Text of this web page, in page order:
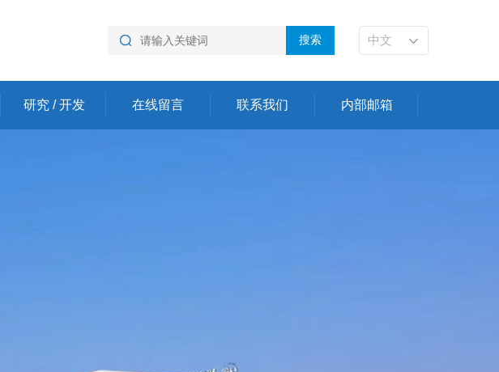
中文
研究 / 开发 在线留言 联系我们 内部邮箱